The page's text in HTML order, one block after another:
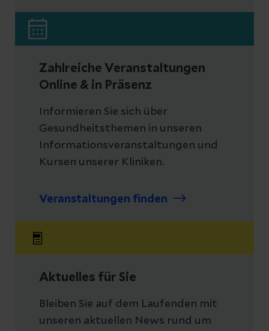
Zahlreiche Veranstaltungen
Online & in Präsenz
Informieren Sie sich über
Gesundheitsthemen in unseren
Informationsveranstaltungen und
Kursen unserer Kliniken.
Veranstaltungen finden
Aktuelles für Sie
Bleiben Sie auf dem Laufenden mit
unseren aktuellen News rund um